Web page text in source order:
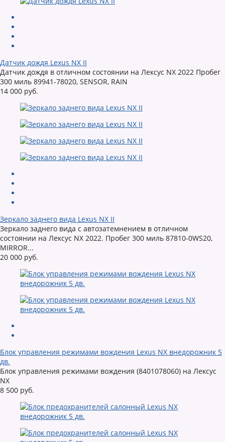
Датчик дождя Lexus NX II
Датчик дождя в отличном состоянии на Лексус NX 2022 Пробег
300 миль 89941-78020, SENSOR, RAIN
14 000 руб.
Зеркало заднего вида Lexus NX II
Зеркало заднего вида с автозатемнением в отличном
состоянии на Лексус NX 2022. Пробег 300 миль 87810-0WS20,
MIRROR...
20 000 руб.
Блок управления режимами вождения Lexus NX внедорожник 5
дв.
Блок управления режимами вождения (8401078060) на Лексус
NX
8 500 руб.